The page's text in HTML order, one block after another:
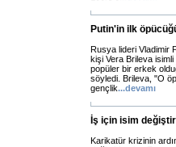
Putin'in ilk
Rusya lideri Vladimir
kişi Vera Brileva isimli
popüler bir erkek
söyledi. Brileva, "O
gençlik...devamı
İş için isim
Karikatür krizinin